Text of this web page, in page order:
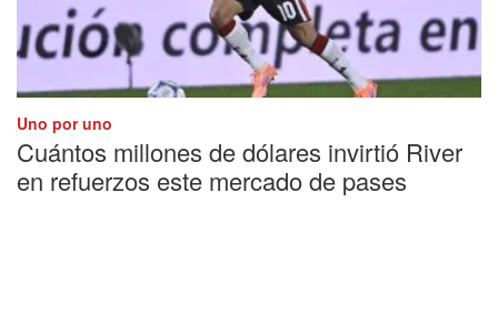
Uno por uno
Cuántos millones de dólares invirtió River
en refuerzos este mercado de pases